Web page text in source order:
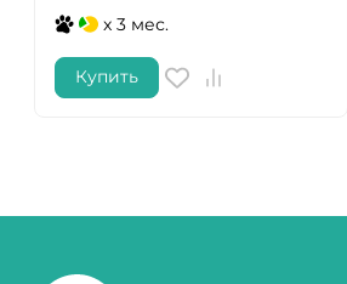
x 3 мес.
Купить